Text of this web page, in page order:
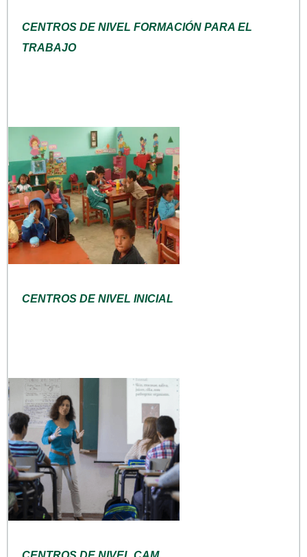
CENTROS DE NIVEL FORMACIÓN PARA EL
TRABAJO
CENTROS DE NIVEL INICIAL